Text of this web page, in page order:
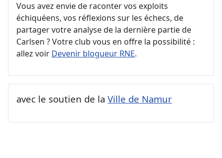
Vous avez envie de raconter vos exploits
échiquéens, vos réflexions sur les échecs, de
partager votre analyse de la dernière partie de
Carlsen ? Votre club vous en offre la possibilité :
allez voir Devenir blogueur RNE.
avec le soutien de la Ville de Namur